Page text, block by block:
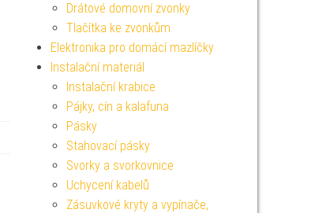
Drátové domovní zvonky
Tlačítka ke zvonkům
Elektronika pro domácí mazlíčky
Instalační materiál
Instalační krabice
Pájky, cín a kalafuna
Pásky
Stahovací pásky
Svorky a svorkovnice
Uchycení kabelů
Zásuvkové kryty a vypínače,